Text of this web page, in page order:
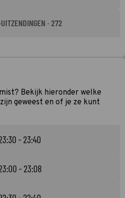
· 272
Bekijk hieronder welke
geweest en of je ze kunt
- 23:40
- 23:08